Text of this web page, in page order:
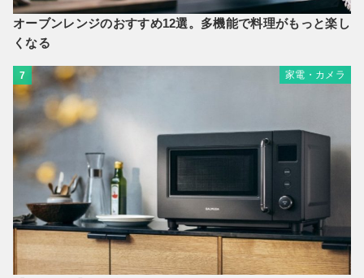
オーブンレンジのおすすめ12選。多機能で料理がもっと楽し
くなる
7 家電・カメラ